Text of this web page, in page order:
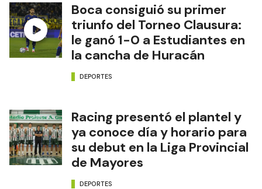
Boca consiguió su primer
triunfo del Torneo Clausura:
le ganó 1-0 a Estudiantes en
la cancha de Huracán
DEPORTES
Racing presentó el plantel y
ya conoce día y horario para
su debut en la Liga Provincial
de Mayores
DEPORTES